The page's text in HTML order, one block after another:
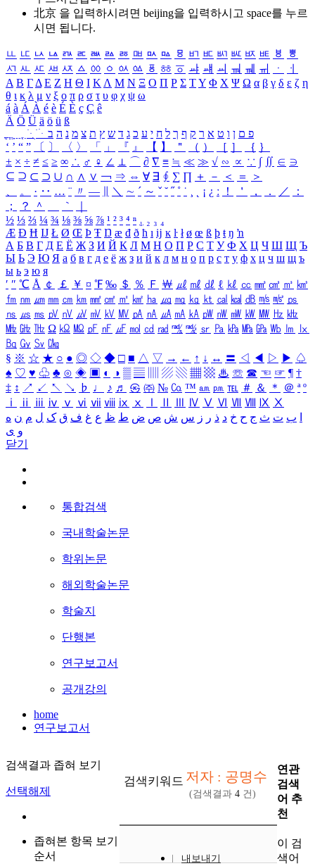
北京 을 입력하시려면 beijing을 입력하시고 space를 누르
시면 됩니다.
ㅥ ㅦ ㅧ ㅨ ㅩ ㅪ ㅫ ㅬ ㅭ ㅮ ㅯ ㅰ ㅱ ㅲ ㅳ ㅴ ㅵ ㅶ ㅷ ㅸ
ㅹ
ㅺ ㅻ ㅼ ㅽ ㅾ ㅿ ㆀ ㆁ ㆂ ㆃ ㆄ ㆅ ㆆ ㆇ ㆈ ㆉ ㆊ ㆋ ㆌ ㆍ
ㆎ
Α Β ΓΔ Ε Ζ Η Θ Ι ΚΛ Μ Ν Ξ Ο Π Ρ Σ ΤΥ Φ Χ Ψ Ω α β γ δ ε ζ η
θ ι κ λ μ ν ξ ο π ρ σ τ υ φ χ ψ ω
á à Á À é è É È ç Ç ê
Ä Ö Ü ä ö ü ß
ִֶֹ ֻּ ׁׂ פ ם ן ו ט א ר ק ף ך ל ח י ע כ ג ד ש ץ ת צ מ נ ה ב
‘ ’ “ ” 〔 〕 〈 〉 「 」 『 』 【 】 ＂ （ ） ［ ］ ｛ ｝
± × ÷ ≠ ≤ ≥ ∞ ∴ ♂ ♀ ∠ ⊥ ⌒ ∂ ∇ ≡ ≒ ≪ ≫ √ ∽ ∝ ∵ ∫ ∬ ∈ ∋
⊆ ⊇ ⊂ ⊃ ∪ ∩ ∧ ∨ ￢ ⇒ ⇔ ∀ ∃ ∮ ∑ ∏ ＋ － ＜ ＝
＞
、
。 · ‥ … ¨ 〃 ― ＼ ∼ ´ ～ ˇ ˘ ˝ ˚ ˙ ¸ ¡ ¿ ː ！ ＇ ， ． ／
：
；
？ ＾ ｀
½ ⅓ ⅔ ¼ ¾ ⅛ ⅜ ⅝ ⅞ ¹ ² ³ ⁴ ⁿ ₁ ₂ ₃ ₄
Æ Ð Ħ Ĳ Ł Ø Œ Þ Ŧ Ŋ æ đ ð ħ ı ĳ ĸ ŀ ł ø œ ß þ ŧ ŋ ŉ
А Б В Г Д Е Ё Ж З И Й К Л М Н О П Р С Т У Ф Х Ц Ч Ш Щ Ъ
Ы Ь Э Ю Я а б в г д е ё ж з и й к л м н о п р с т у ф х ц ч ш щ ъ
ы ь э ю я
′ ″ ℃ Å ￠ ￡ ￥ ¤ ℉ ‰ ＄ ％ Ｆ ￦ ㎕ ㎖ ㎗ ℓ ㎘ ㏄ ㎣ ㎤ ㎥ ㎦
㎙ ㎚ ㎛ ㎜ ㎝ ㎞ ㎟ ㎠ ㎡ ㎢ ㏊ ㎍ ㎎ ㎏ ㏏ ㎈ ㎉ ㏈ ㎧ ㎨ ㎰
㎱ ㎲ ㎳ ㎴ ㎵ ㎶ ㎷ ㎸ ㎹ ㎀ ㎁ ㎂ ㎃ ㎄ ㎺ ㎻ ㎽ ㎾ ㎿ ㎐ ㎑
㎒ ㎓ ㎔ Ω ㏀ ㏁ ㎊ ㎋ ㎌ ㏖ ㏅ ㎭ ㎮ ㎯ ㏛ ㎩ ㎪ ㎫ ㎬ ㏝ ㏐
㏓
㏃ ㏉ ㏜ ㏆
§ ※ ☆ ★ ○ ● ◎ ◇ ◆ □ ■ △ ▽ → ← ↑ ↓ ↔ 〓 ◁ ◀ ▷ ▶ ♤
♠ ♡ ♥ ♧ ♣ ⊙ ◈ ▣ ◐ ◑ ▒ ▤ ▨ ▧ ▦ ▩ ♨ ☏ ☎ ☜ ☞ ¶ †
‡ ↕ ↗ ↙ ↖ ↘ ♭ ♩ ♪ ♬ ㉿ ㈜ № ㏇ ™ ㏂ ㏘ ℡ ＃ ＆ ＊ ＠ ª º
ⅰ
ⅱ ⅲ ⅳ ⅴ ⅵ ⅶ ⅷ ⅸ ⅹ Ⅳ Ⅴ Ⅵ Ⅶ Ⅷ Ⅸ Ⅹ
ب ت ث ج ح خ د ذ ر ز س ش ص ض ط ظ ع غ ف ق ک ل م ن ه
و ی
닫기
통합검색
국내학술논문
학위논문
해외학술논문
학술지
단행본
연구보고서
공개강의
home
연구보고서
검색결과 좁혀 보기
선택해제
좁혀본 항목 보기
순서
검색키워드 저자 : 공명수
(검색결과 4 건)
내보내기
연관
검색
어 추
천
이 검
색어